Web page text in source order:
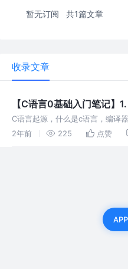
暂无订阅 共1篇文章
收录文章
【C语言0基础入门笔记】
C语言起源，什么是c语言，编译
个C语言程序，main函数，printf
2年前 225 点赞